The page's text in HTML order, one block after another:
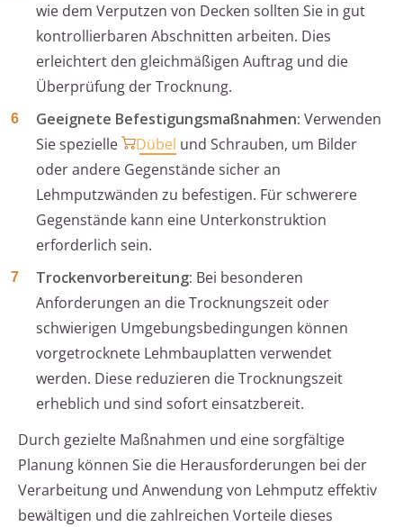
wie dem Verputzen von Decken sollten Sie in gut
kontrollierbaren Abschnitten arbeiten. Dies
erleichtert den gleichmäßigen Auftrag und die
Überprüfung der Trocknung.
Geeignete Befestigungsmaßnahmen: Verwenden
Sie spezielle
Dübel und Schrauben, um Bilder
oder andere Gegenstände sicher an
Lehmputzwänden zu befestigen. Für schwerere
Gegenstände kann eine Unterkonstruktion
erforderlich sein.
Trockenvorbereitung: Bei besonderen
Anforderungen an die Trocknungszeit oder
schwierigen Umgebungsbedingungen können
vorgetrocknete Lehmbauplatten verwendet
werden. Diese reduzieren die Trocknungszeit
erheblich und sind sofort einsatzbereit.
Durch gezielte Maßnahmen und eine sorgfältige
Planung können Sie die Herausforderungen bei der
Verarbeitung und Anwendung von Lehmputz effektiv
bewältigen und die zahlreichen Vorteile dieses